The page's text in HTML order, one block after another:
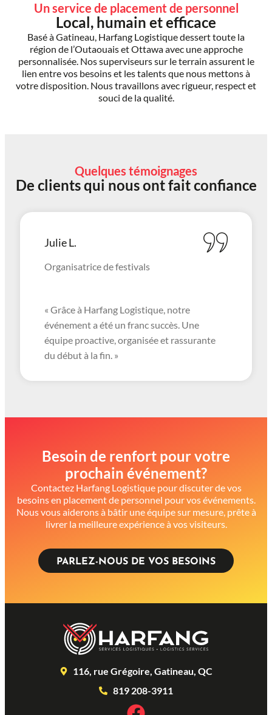
Un service de placement de personnel
Local, humain et efficace
Basé à Gatineau, Harfang Logistique dessert toute la
région de l’Outaouais et Ottawa avec une approche
personnalisée. Nos superviseurs sur le terrain assurent le
lien entre vos besoins et les talents que nous mettons à
votre disposition. Nous travaillons avec rigueur, respect et
souci de la qualité.
Quelques témoignages
De clients qui nous ont fait confiance
Julie L.
Organisatrice de festivals
« Grâce à Harfang Logistique, notre
événement a été un franc succès. Une
équipe proactive, organisée et rassurante
du début à la fin. »
Besoin de renfort pour votre
prochain événement?
Contactez Harfang Logistique pour discuter de vos
besoins en placement de personnel pour vos événements.
Nous vous aiderons à bâtir une équipe sur mesure, prête à
livrer la meilleure expérience à vos visiteurs.
PARLEZ-NOUS DE VOS BESOINS
116, rue Grégoire, Gatineau, QC
819 208-3911